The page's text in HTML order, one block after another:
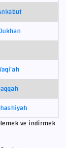
ve indirmek